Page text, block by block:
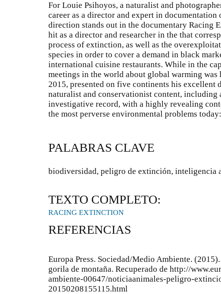
For Louie Psihoyos, a naturalist and
career as a director and expert in
direction stands out in the documentary Racing
hit as a director and researcher in the that
process of extinction, as well as the
species in order to cover a demand in black
international cuisine restaurants. While in the
meetings in the world about global warming
2015, presented on five continents his excellent
naturalist and conservationist content,
investigative record, with a highly revealing
the most perverse environmental problems
PALABRAS CLAVE
biodiversidad, peligro de extinción, inteligencia
TEXTO COMPLETO:
RACING EXTINCTION
REFERENCIAS
Europa Press. Sociedad/Medio Ambiente.
gorila de montaña. Recuperado de http://
ambiente-00647/noticiaanimales-peligro-
20150208155115.html